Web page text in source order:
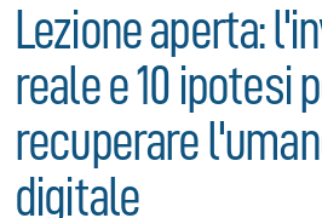
Lezione aperta:
reale e 10 ipotesi
recuperare
digitale